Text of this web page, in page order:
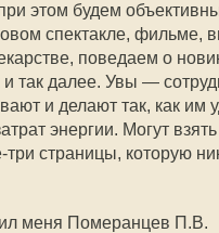
этом будем
спектакле, фильме,
поведаем о
так далее. Увы —
и делают так, как им
энергии. Могут
три страницы, которую
меня Померанцев П.В.